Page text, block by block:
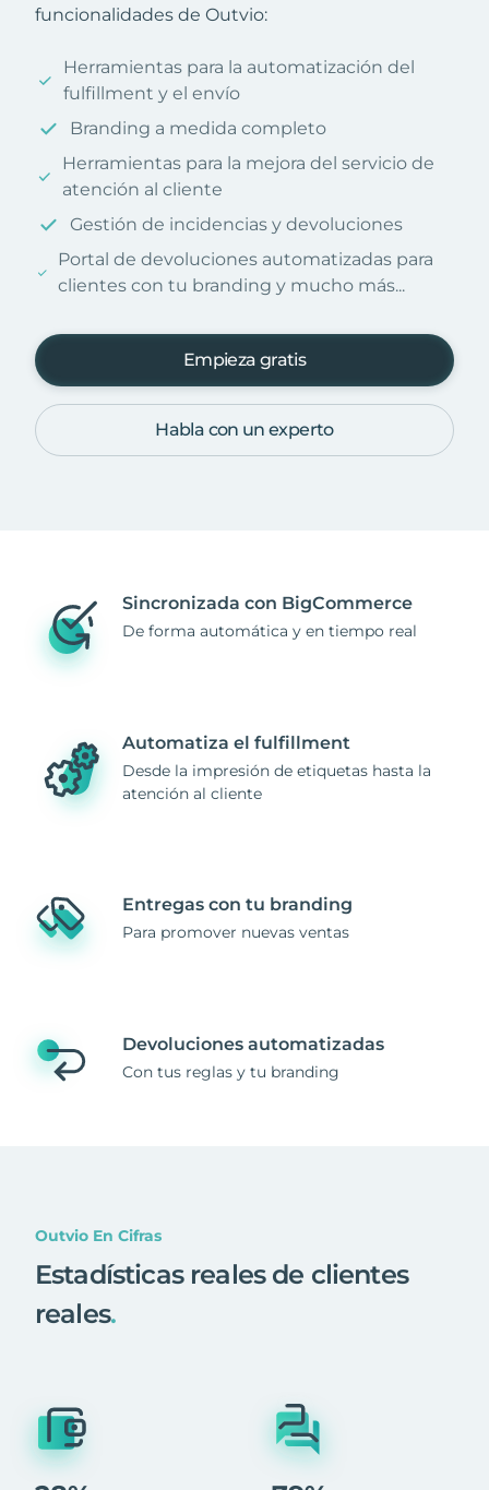
funcionalidades de Outvio:
Herramientas para la automatización del
fulfillment y el envío
Branding a medida completo
Herramientas para la mejora del servicio de
atención al cliente
Gestión de incidencias y devoluciones
Portal de devoluciones automatizadas para
clientes con tu branding y mucho más...
Empieza gratis
Habla con un experto
Sincronizada con BigCommerce
De forma automática y en tiempo real
Automatiza el fulfillment
Desde la impresión de etiquetas hasta la
atención al cliente
Entregas con tu branding
Para promover nuevas ventas
Devoluciones automatizadas
Con tus reglas y tu branding
Outvio En Cifras
Estadísticas reales de clientes
reales.